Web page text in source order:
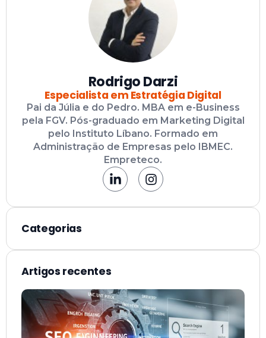
Rodrigo Darzi
Especialista em Estratégia Digital
Pai da Júlia e do Pedro. MBA em e-Business
pela FGV. Pós-graduado em Marketing Digital
pelo Instituto Líbano. Formado em
Administração de Empresas pelo IBMEC.
Empreteco.
Categorias
Artigos recentes